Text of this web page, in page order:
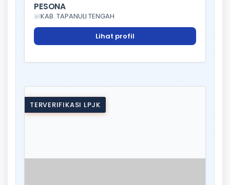
PESONA
KAB. TAPANULI TENGAH
Lihat profil
TERVERIFIKASI LPJK